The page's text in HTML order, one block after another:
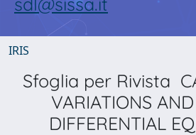
IRIS
Sfoglia per Rivista
VARIATIONS
DIFFERENTIAL